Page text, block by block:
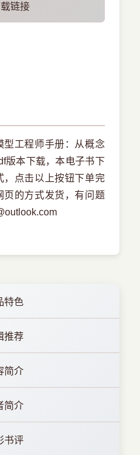
载链接
型工程师手册：从概念
版本下载，本电子书下
，点击以上按钮下单完
页的方式发货，有问题
特色
推荐
简介
简介
书评